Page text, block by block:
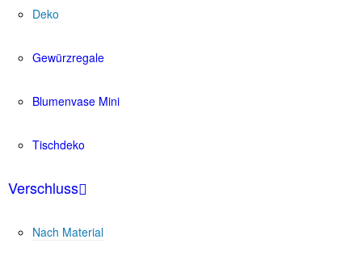
Deko
Gewürzregale
Blumenvase Mini
Tischdeko
Verschluss
Nach Material